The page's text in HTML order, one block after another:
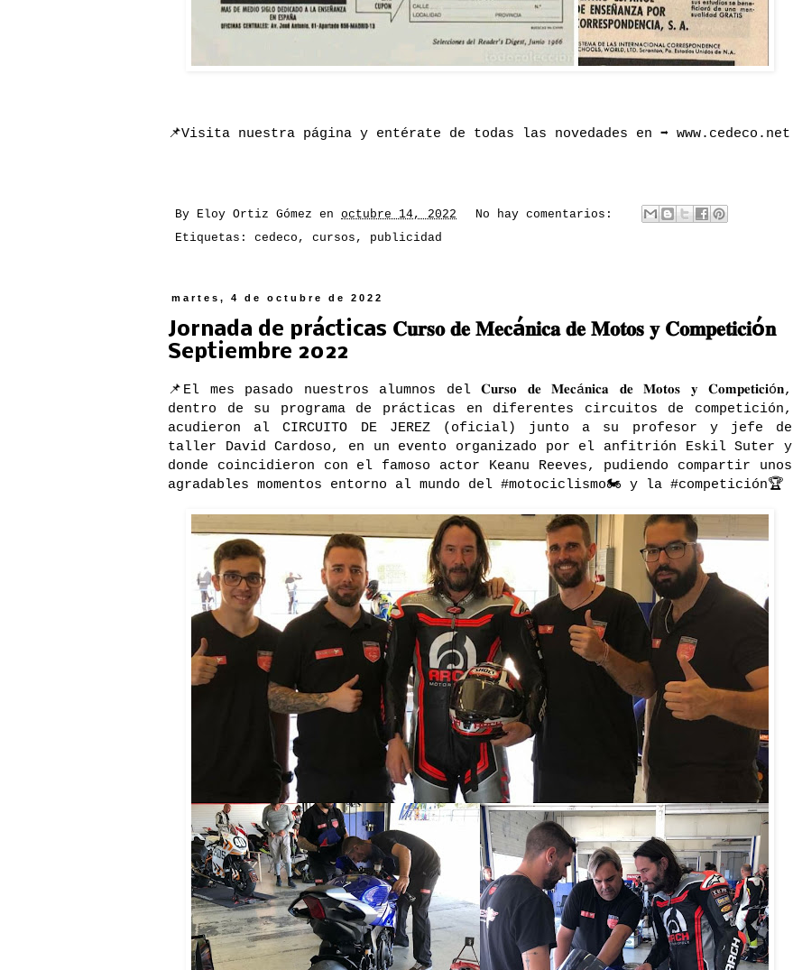
📌Visita nuestra página y entérate de todas las novedades en ➡️ www.cedeco.net
By Eloy Ortiz Gómez en octubre 14, 2022
No hay comentarios:
Etiquetas: cedeco , cursos , publicidad
martes, 4 de octubre de 2022
Jornada de prácticas 𝐂𝐮𝐫𝐬𝐨 𝐝𝐞 𝐌𝐞𝐜á𝐧𝐢𝐜𝐚 𝐝𝐞 𝐌𝐨𝐭𝐨𝐬 𝐲 𝐂𝐨𝐦𝐩𝐞𝐭𝐢𝐜𝐢ó𝐧
Septiembre 2022
📌El mes pasado nuestros alumnos del 𝐂𝐮𝐫𝐬𝐨 𝐝𝐞 𝐌𝐞𝐜á𝐧𝐢𝐜𝐚 𝐝𝐞 𝐌𝐨𝐭𝐨𝐬 𝐲 𝐂𝐨𝐦𝐩𝐞𝐭𝐢𝐜𝐢ó𝐧,
dentro de su programa de prácticas en diferentes circuitos de competición,
acudieron al CIRCUITO DE JEREZ (oficial) junto a su profesor y jefe de
taller David Cardoso, en un evento organizado por el anfitrión Eskil Suter y
donde coincidieron con el famoso actor Keanu Reeves, pudiendo compartir unos
agradables momentos entorno al mundo del #motociclismo🏍 y la #competición🏆